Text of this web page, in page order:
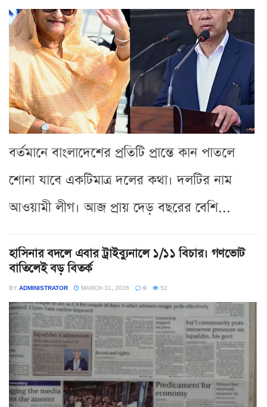
বর্তমানে বাংলাদেশের প্রতিটি প্রান্তে কান পাতলে
শোনা যাবে একটিমাত্র দলের কথা। দলটির নাম
আওয়ামী লীগ। আজ প্রায় দেড় বছরের বেশি...
হাসিনার বদলে এবার ট্রাইব্যুনালে ১/১১ বিচার। গণভোট
বাতিলেই বড় বিতর্ক
BY ADMINISTRATOR MARCH 31, 2026 0 52